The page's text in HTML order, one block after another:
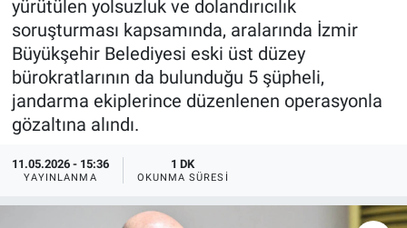
yürütülen yolsuzluk ve dolandırıcılık
soruşturması kapsamında, aralarında İzmir
Büyükşehir Belediyesi eski üst düzey
bürokratlarının da bulunduğu 5 şüpheli,
jandarma ekiplerince düzenlenen operasyonla
gözaltına alındı.
11.05.2026 - 15:36
YAYINLANMA
1 DK
OKUNMA SÜRESI